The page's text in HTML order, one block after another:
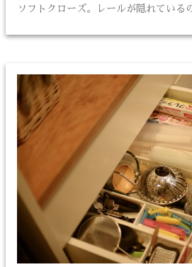
ソフトクローズ。レールが隠れている